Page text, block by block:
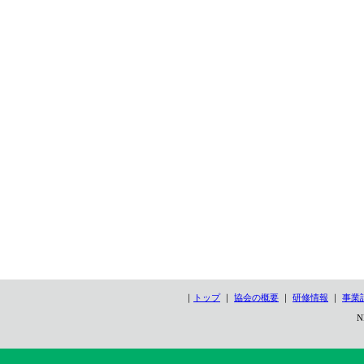
｜ トップ｜ 協会の概要 ｜ 研修情報 ｜ 事業